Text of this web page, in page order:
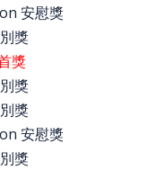
安慰獎
獎
獎
獎
獎
安慰獎
獎